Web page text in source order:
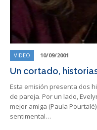
VIDEO 10/09/2001
Un cortado,
Esta emisión presenta dos
de pareja. Por un lado,
mejor amiga (Paula
sentimental…